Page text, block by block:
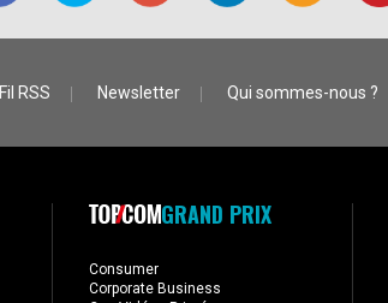
Fil RSS Newsletter Qui sommes-nous ?
GRAND PRIX
Consumer
Corporate Business